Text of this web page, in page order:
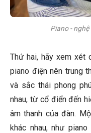
Piano -
Thứ hai, hãy xem xét
piano điện nên trung
và sắc thái phong
nhau, từ cổ điển đến
âm thanh của đàn.
khác nhau, như